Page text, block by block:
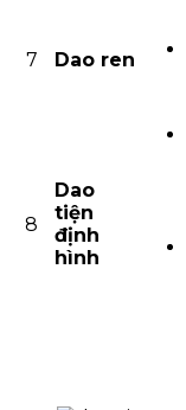
7 Dao ren
8
Dao
tiện
định
hình